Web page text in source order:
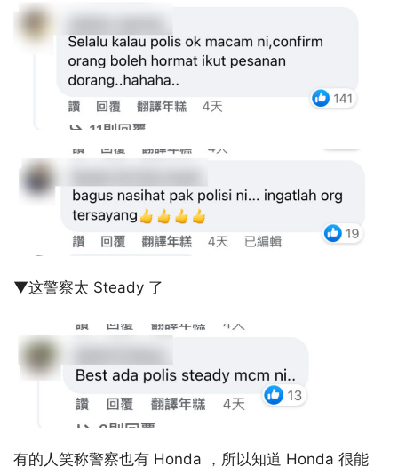
▼这警察太 Steady 了
有的人笑称警察也有 Honda ，所以知道 Honda 很能